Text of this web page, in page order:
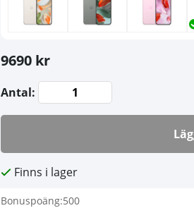
9690 kr
Antal:
Finns i lager
Bonuspoäng:500